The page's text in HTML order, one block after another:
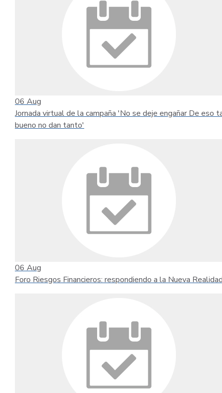
06 Aug
Jornada virtual de la campaña 'No se deje engañar De eso
bueno no dan tanto'
06 Aug
Foro Riesgos Financieros: respondiendo a la Nueva